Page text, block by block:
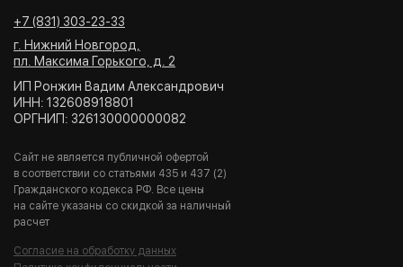
Согласие на обработку данных
ИП Ронжин Вадим Александрович
ИНН: 132608918801
ОРГНИП: 326130000000082
г. Нижний Новгород,
пл. Максима Горького, д. 2
+7 (831) 303-23-33
Сайт не является публичной офертой
в соответствии со статьями 435 и 437 (2)
Гражданского кодекса РФ. Все цены
на сайте указаны со скидкой за наличный
расчет